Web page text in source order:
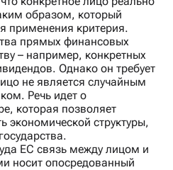
образом, который
применения критерия.
прямых финансовых
– например, конкретных
Однако он требует
не является случайным
Речь идет о
которая позволяет
экономической структуры,
ЕС связь между лицом и
носит опосредованный